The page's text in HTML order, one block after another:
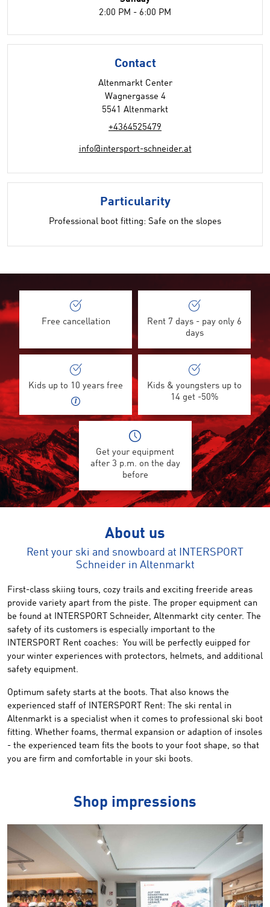
2:00 PM - 6:00 PM
Contact
Altenmarkt Center
Wagnergasse 4
5541 Altenmarkt
+4364525479
info@intersport-schneider.at
Particularity
Professional boot fitting: Safe on the slopes
Free cancellation
Rent 7 days - pay only 6
days
Kids up to 10 years free
Kids & youngsters up to
14 get -50%
Get your equipment
after 3 p.m. on the day
before
About us
Rent your ski and snowboard at INTERSPORT
Schneider in Altenmarkt
First-class skiing tours, cozy trails and exciting freeride areas
provide variety apart from the piste. The proper equipment can
be found at INTERSPORT Schneider, Altenmarkt city center. The
safety of its customers is especially important to the
INTERSPORT Rent coaches: You will be perfectly euipped for
your winter experiences with protectors, helmets, and additional
safety equipment.
Optimum safety starts at the boots. That also knows the
experienced staff of INTERSPORT Rent: The ski rental in
Altenmarkt is a specialist when it comes to professional ski boot
fitting. Whether foams, thermal expansion or adaption of insoles
- the experienced team fits the boots to your foot shape, so that
you are firm and comfortable in your ski boots.
Shop impressions